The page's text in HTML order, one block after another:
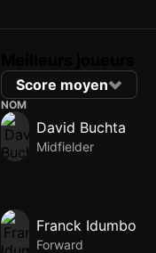
Score moyen
NOM
David Buchta
Midfielder
Franck Idumbo
Forward